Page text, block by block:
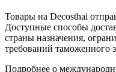
Товары на Decosthai
Доступные способы
страны назначения,
требований таможенного
Подробнее о